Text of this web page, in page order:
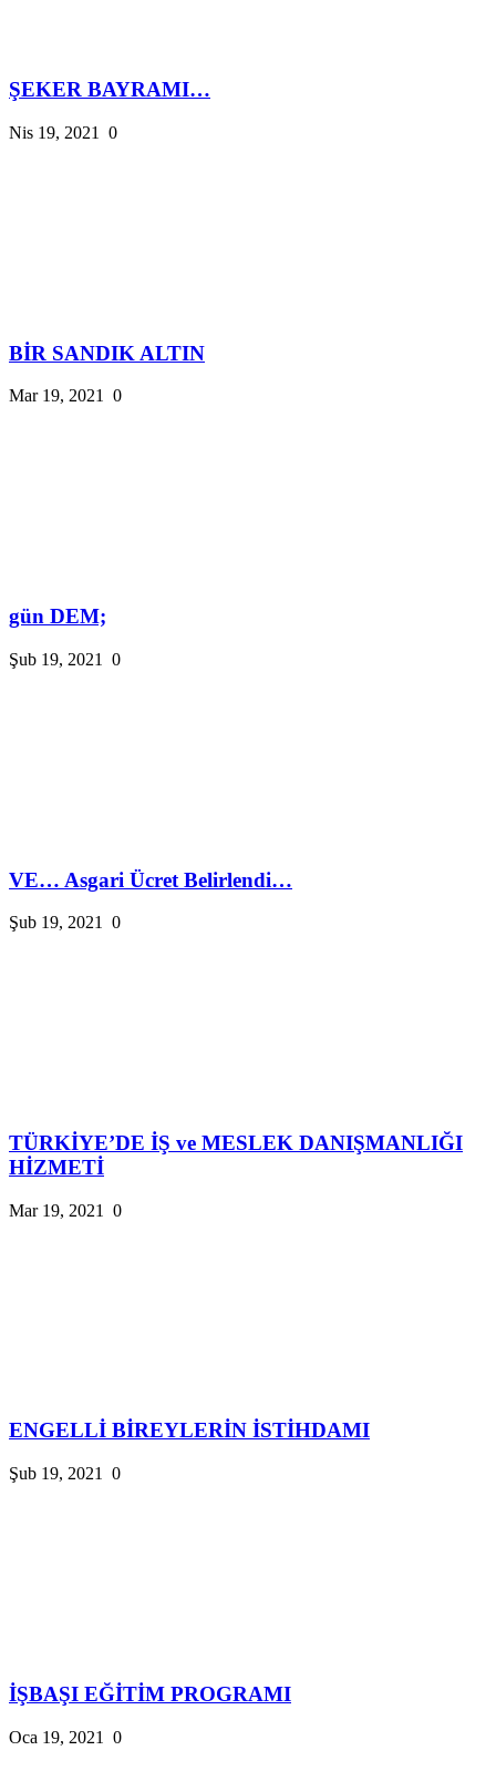
ŞEKER BAYRAMI…
Nis 19, 2021 0
BİR SANDIK ALTIN
Mar 19, 2021 0
gün DEM;
Şub 19, 2021 0
VE… Asgari Ücret Belirlendi…
Şub 19, 2021 0
TÜRKİYE’DE İŞ ve MESLEK DANIŞMANLIĞI
HİZMETİ
Mar 19, 2021 0
ENGELLİ BİREYLERİN İSTİHDAMI
Şub 19, 2021 0
İŞBAŞI EĞİTİM PROGRAMI
Oca 19, 2021 0